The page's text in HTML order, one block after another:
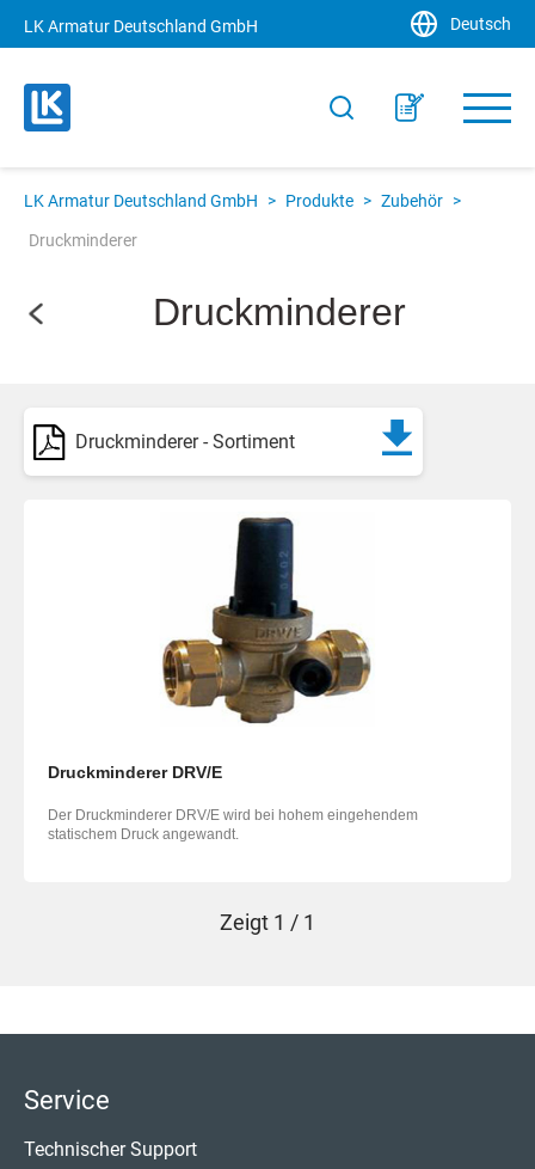
LK Armatur Deutschland GmbH Deutsch
LK Armatur Deutschland GmbH > Produkte > Zubehör >
Druckminderer
Druckminderer
Druckminderer - Sortiment
Druckminderer DRV/E
Der Druckminderer DRV/E wird bei hohem eingehendem
statischem Druck angewandt.
Zeigt 1 / 1
Service
Technischer Support